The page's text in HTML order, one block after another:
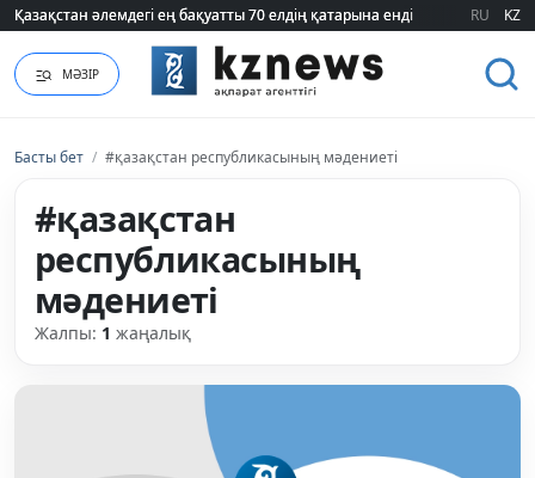
Қазақстан әлемдегі ең бақуатты 70 елдің қатарына енді
Қазақстан әлемдегі ең бақуатты 70 елдің қатарына енді RU KZ
МӘЗІР
Басты бет / #қазақстан республикасының мәдениеті
#қазақстан
республикасының
мәдениеті
Жалпы: 1 жаңалық